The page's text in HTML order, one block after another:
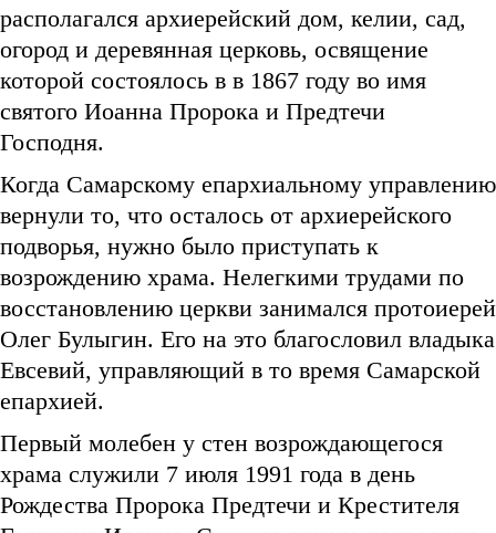
располагался архиерейский дом, келии, сад,
огород и деревянная церковь, освящение
которой состоялось в в 1867 году во имя
святого Иоанна Пророка и Предтечи
Господня.
Когда Самарскому епархиальному управлению
вернули то, что осталось от архиерейского
подворья, нужно было приступать к
возрождению храма. Нелегкими трудами по
восстановлению церкви занимался протоиерей
Олег Булыгин. Его на это благословил владыка
Евсевий, управляющий в то время Самарской
епархией.
Первый молебен у стен возрождающегося
храма служили 7 июля 1991 года в день
Рождества Пророка Предтечи и Крестителя